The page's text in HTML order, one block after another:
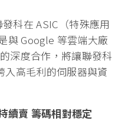
科在 ASIC（特殊應用
與 Google 等雲端大廠
深度合作，將讓聯發科
入高毛利的伺服器與資
續賣 籌碼相對穩定